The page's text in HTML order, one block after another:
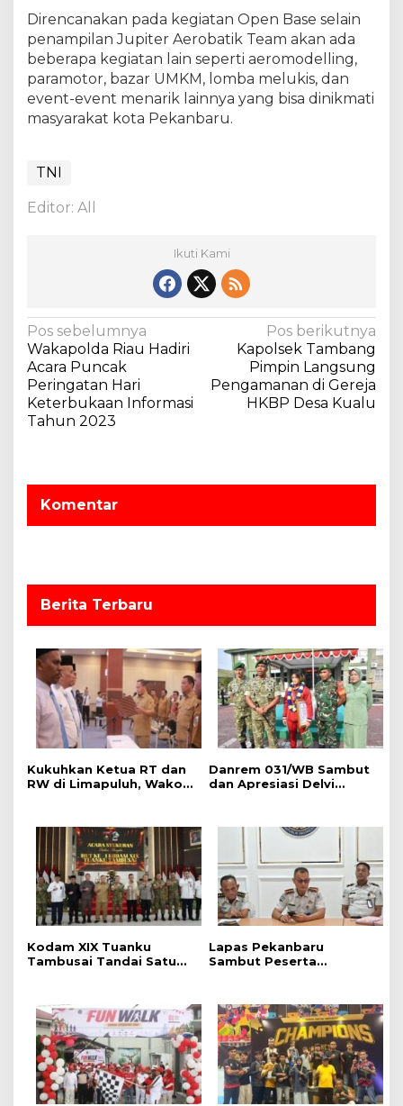
Direncanakan pada kegiatan Open Base selain
penampilan Jupiter Aerobatik Team akan ada
beberapa kegiatan lain seperti aeromodelling,
paramotor, bazar UMKM, lomba melukis, dan
event-event menarik lainnya yang bisa dinikmati
masyarakat kota Pekanbaru.
TNI
Editor: All
Ikuti Kami
N
a
v
i
g
s
s
Pos sebelumnya
Wakapolda Riau Hadiri
Acara Puncak
Peringatan Hari
Keterbukaan Informasi
Tahun 2023
Pos berikutnya
Kapolsek Tambang
Pimpin Langsung
Pengamanan di Gereja
HKBP Desa Kualu
Komentar
Berita Terbaru
Kukuhkan Ketua RT dan
RW di Limapuluh, Wako:
Warga
Danrem 031/WB Sambut
dan Apresiasi Delvi
Internasional MMA
Kodam XIX Tuanku
Tambusai Tandai Satu
Lapas Pekanbaru
Sambut Peserta
Momentum Belajar dan
Bentuk Karakter